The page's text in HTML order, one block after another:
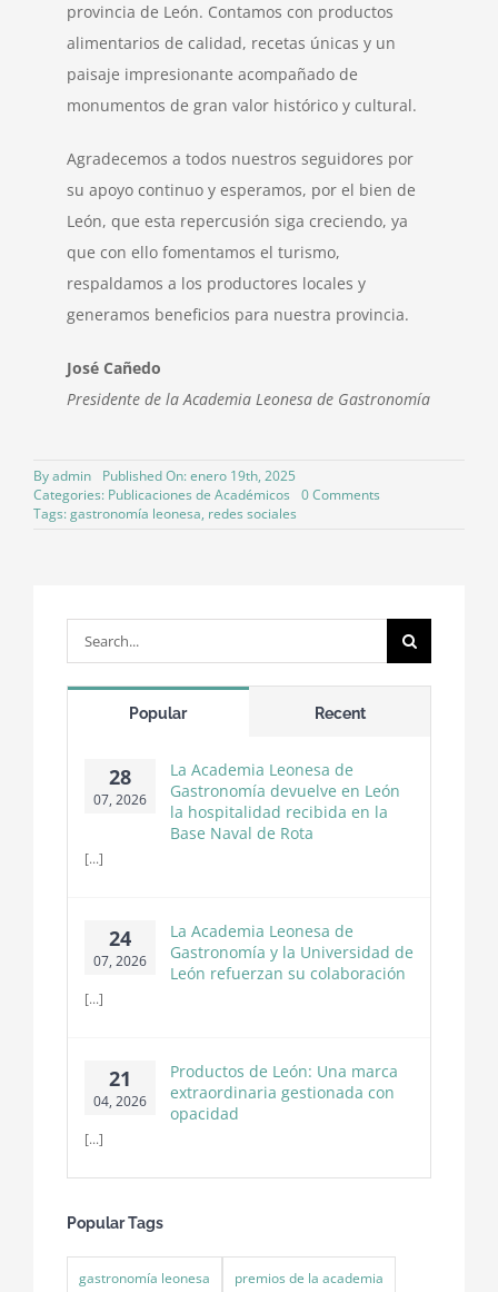
provincia de León. Contamos con productos
alimentarios de calidad, recetas únicas y un
paisaje impresionante acompañado de
monumentos de gran valor histórico y cultural.
Agradecemos a todos nuestros seguidores por
su apoyo continuo y esperamos, por el bien de
León, que esta repercusión siga creciendo, ya
que con ello fomentamos el turismo,
respaldamos a los productores locales y
generamos beneficios para nuestra provincia.
José Cañedo
Presidente de la Academia Leonesa de Gastronomía
Byadmin
Published On: enero 19th, 2025
Categories: Publicaciones de Académicos 0 Comments
Leonesa
Gastronomía
Tags:gastronomía leonesa, redes sociales
Search
for:
Popular Recent
28
07, 2026
La Academia Leonesa de
Gastronomía devuelve en León
la hospitalidad recibida en la
Base Naval de Rota
[...]
24
07, 2026
La Academia Leonesa de
Gastronomía y la Universidad de
León refuerzan su colaboración
[...]
21
04, 2026
Productos de León: Una marca
extraordinaria gestionada con
opacidad
[...]
Popular Tags
gastronomía leonesa premios de la academia